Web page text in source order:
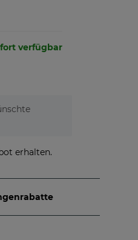
verfügbar
erhalten.